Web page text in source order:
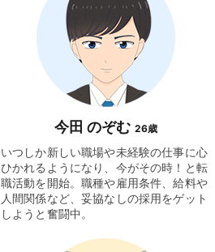
今田 のぞむ 26歳
いつしか新しい職場や未経験の仕事に心
ひかれるようになり、今がその時！と転
職活動を開始。職種や雇用条件、給料や
人間関係など、妥協なしの採用をゲット
しようと奮闘中。